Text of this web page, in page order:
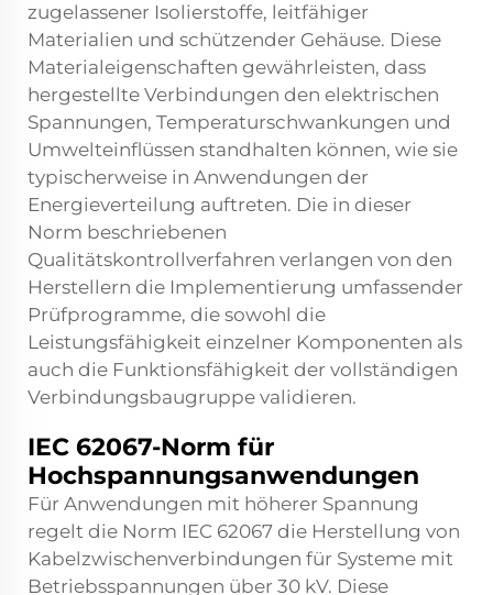
zugelassener Isolierstoffe, leitfähiger
Materialien und schützender Gehäuse. Diese
Materialeigenschaften gewährleisten, dass
hergestellte Verbindungen den elektrischen
Spannungen, Temperaturschwankungen und
Umwelteinflüssen standhalten können, wie sie
typischerweise in Anwendungen der
Energieverteilung auftreten. Die in dieser
Norm beschriebenen
Qualitätskontrollverfahren verlangen von den
Herstellern die Implementierung umfassender
Prüfprogramme, die sowohl die
Leistungsfähigkeit einzelner Komponenten als
auch die Funktionsfähigkeit der vollständigen
Verbindungsbaugruppe validieren.
IEC 62067-Norm für
Hochspannungsanwendungen
Für Anwendungen mit höherer Spannung
regelt die Norm IEC 62067 die Herstellung von
Kabelzwischenverbindungen für Systeme mit
Betriebsspannungen über 30 kV. Diese